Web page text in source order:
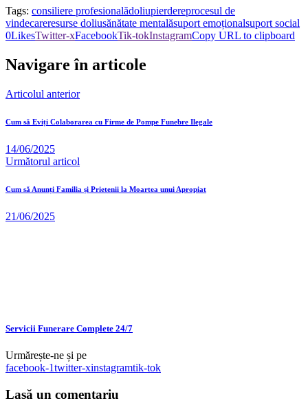
Tags: consiliere profesionalădoliupierdereprocesul de
vindecareresurse doliusănătate mentalăsuport emoționalsuport social
0LikesTwitter-xFacebookTik-tokInstagramCopy URL to clipboard
Navigare în articole
Articolul anterior
Cum să Eviți Colaborarea cu Firme de Pompe Funebre Ilegale
14/06/2025
Următorul articol
Cum să Anunți Familia și Prietenii la Moartea unui Apropiat
21/06/2025
Servicii Funerare Complete 24/7
Urmărește-ne și pe
facebook-1twitter-xinstagramtik-tok
Lasă un comentariu